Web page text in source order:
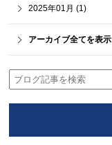
2025年01月 (1)
アーカイブ全てを表示